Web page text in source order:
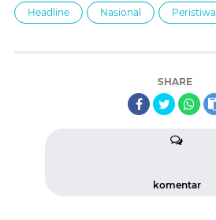
Headline Nasional Peristiwa
SHARE
komentar